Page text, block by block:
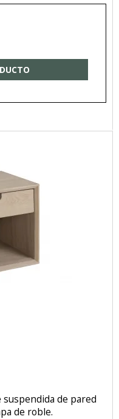
de pared
de roble.